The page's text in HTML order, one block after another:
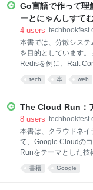
カケハシ 技術広報 櫛
ての人にお勧めしたい
術広報の仲間たちにも
otapoさん チームの
テクニカルライティン
すとき、書き手の背
す。 --- 突然ですが
Go言語で作って
ーとにゃんしすて
4 users
本書では、分散システ
を目的としています
Redisを例に、Raft
Redis互換の分散Key-
を解説します。 昨今
ステムを構築するため
されています。 例え
済サービスのPayPay
い可用性と強い整合性
るTiDBを採用してい
tech 本 web
The Cloud Run：
8 users
本書は、クラウドネ
て、Google Cloudの
Runをテーマとした
本格的な「Google
です。 前作までのか
書籍 Google